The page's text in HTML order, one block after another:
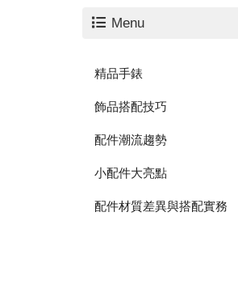
Menu
精品手錶
飾品搭配技巧
配件潮流趨勢
小配件大亮點
配件材質差異與搭配實務